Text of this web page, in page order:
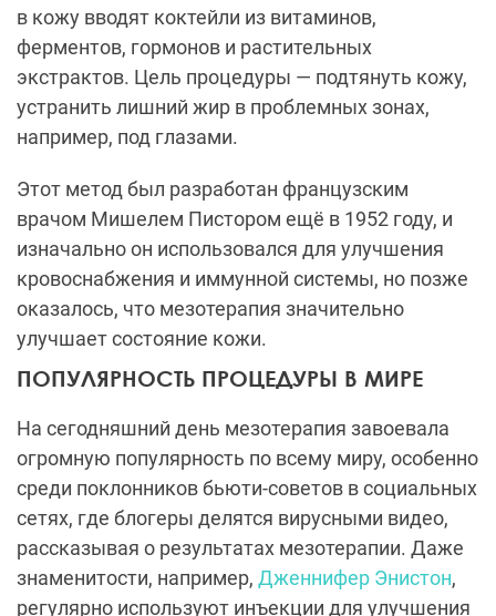
в кожу вводят коктейли из витаминов,
ферментов, гормонов и растительных
экстрактов. Цель процедуры — подтянуть кожу,
устранить лишний жир в проблемных зонах,
например, под глазами.
Этот метод был разработан французским
врачом Мишелем Пистором ещё в 1952 году, и
изначально он использовался для улучшения
кровоснабжения и иммунной системы, но позже
оказалось, что мезотерапия значительно
улучшает состояние кожи.
ПОПУЛЯРНОСТЬ ПРОЦЕДУРЫ В МИРЕ
На сегодняшний день мезотерапия завоевала
огромную популярность по всему миру, особенно
среди поклонников бьюти-советов в социальных
сетях, где блогеры делятся вирусными видео,
рассказывая о результатах мезотерапии. Даже
знаменитости, например, Дженнифер Энистон,
регулярно используют инъекции для улучшения